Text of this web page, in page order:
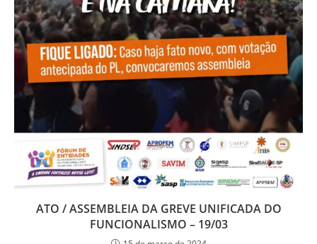
ATO / ASSEMBLEIA DA GREVE UNIFICADA DO
FUNCIONALISMO – 19/03